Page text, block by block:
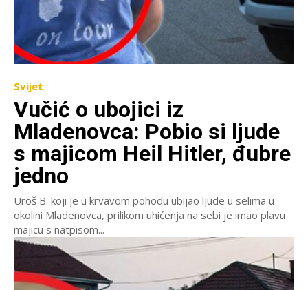
Svijet
Vučić o ubojici iz
Mladenovca: Pobio si ljude
s majicom Heil Hitler, đubre
jedno
Uroš B. koji je u krvavom pohodu ubijao ljude u selima u
okolini Mladenovca, prilikom uhićenja na sebi je imao plavu
majicu s natpisom...